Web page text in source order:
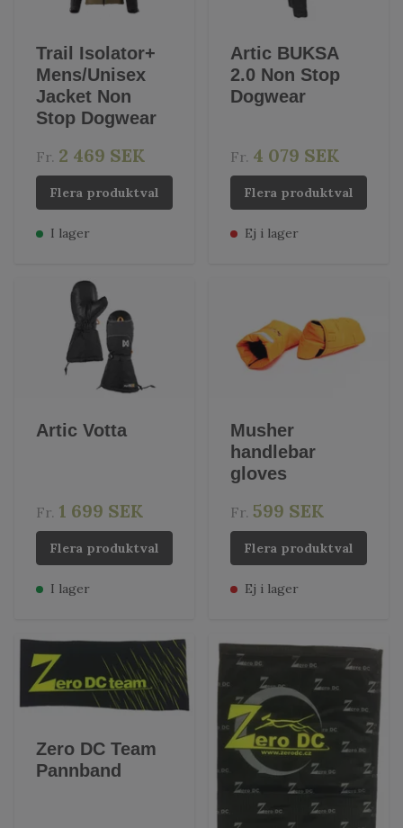
Trail Isolator+
Mens/Unisex
Jacket Non
Stop Dogwear
Fr. 2 469 SEK
Flera produktval
I lager
Artic BUKSA
2.0 Non Stop
Dogwear
Fr. 4 079 SEK
Flera produktval
Ej i lager
Artic Votta
Fr. 1 699 SEK
Flera produktval
I lager
Musher
handlebar
gloves
Fr. 599 SEK
Flera produktval
Ej i lager
Zero DC Team
Pannband